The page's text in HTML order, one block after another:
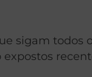
sigam todos